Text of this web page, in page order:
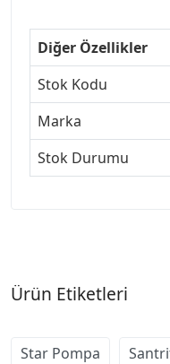
Diğer Özellikler
Stok Kodu
Marka
Stok Durumu
Ürün Etiketleri
Star Pompa